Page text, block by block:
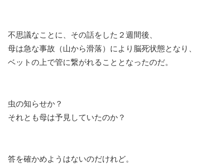
不思議なことに、その話をした２週間後、
母は急な事故（山から滑落）により脳死状態となり、
ベットの上で管に繋がれることとなったのだ。
虫の知らせか？
それとも母は予見していたのか？
答を確かめようはないのだけれど。